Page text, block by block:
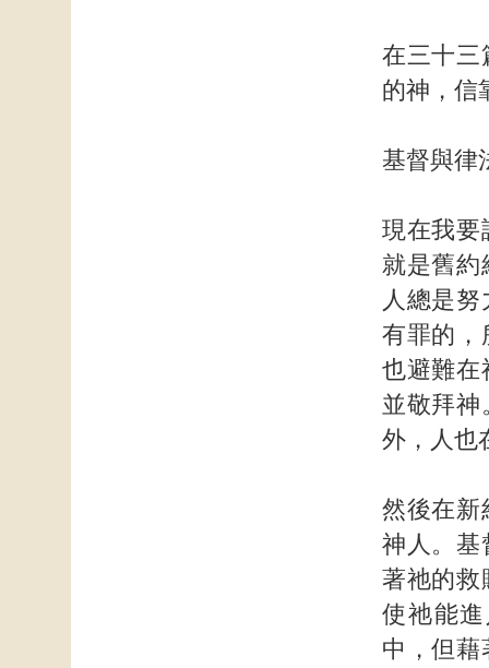
在三十三
的神，信
基督與律
現在我要
就是舊約
人總是
有罪的，
也避難在
並敬拜神
外，人也
然後在新
神人。基
著祂的救
使祂能
中，但藉